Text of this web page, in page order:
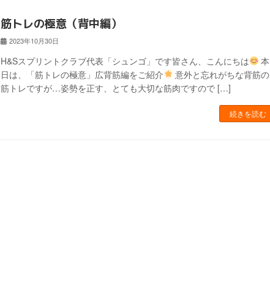
筋トレの極意（背中編）
2023年10月30日
H&Sスプリントクラブ代表「シュンゴ」です皆さん、こんにちは
本
日は、「筋トレの極意」広背筋編をご紹介
意外と忘れがちな背筋の
筋トレですが…姿勢を正す、とても大切な筋肉ですので […]
続きを読む